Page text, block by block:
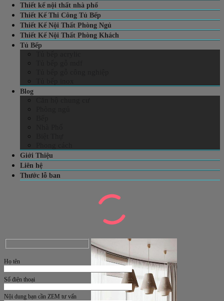
Thiết kế nội thất nhà phố
Thiết Kế Thi Công Tủ Bếp
Thiết Kế Nội Thất Phòng Ngủ
Thiết Kế Nội Thất Phòng Khách
Tủ Bếp
Blog
Giới Thiệu
Liên hệ
Thước lỗ ban
Họ tên
Số điện thoại
Nội dung bạn cần ZEM tư vấn